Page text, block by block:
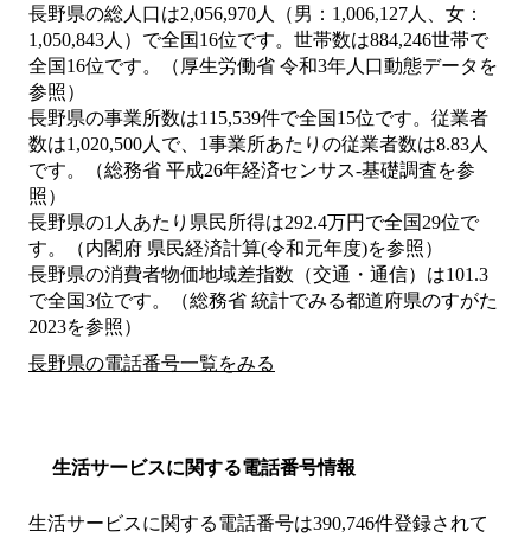
長野県の総人口は2,056,970人（男：1,006,127人、女：
1,050,843人）で全国16位です。世帯数は884,246世帯で
全国16位です。（厚生労働省 令和3年人口動態データを
参照）
長野県の事業所数は115,539件で全国15位です。従業者
数は1,020,500人で、1事業所あたりの従業者数は8.83人
です。（総務省 平成26年経済センサス‐基礎調査を参
照）
長野県の1人あたり県民所得は292.4万円で全国29位で
す。（内閣府 県民経済計算(令和元年度)を参照）
長野県の消費者物価地域差指数（交通・通信）は101.3
で全国3位です。（総務省 統計でみる都道府県のすがた
2023を参照）
長野県の電話番号一覧をみる
生活サービスに関する電話番号情報
生活サービスに関する電話番号は390,746件登録されて